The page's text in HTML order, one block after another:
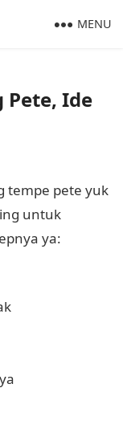
MENU
Pete, Ide
tempe pete yuk
untuk
ya: